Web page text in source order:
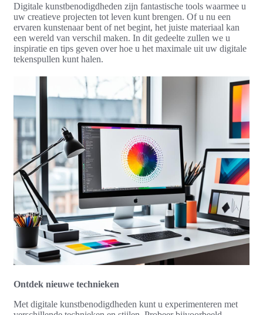
Digitale kunstbenodigdheden zijn fantastische tools waarmee u
uw creatieve projecten tot leven kunt brengen. Of u nu een
ervaren kunstenaar bent of net begint, het juiste materiaal kan
een wereld van verschil maken. In dit gedeelte zullen we u
inspiratie en tips geven over hoe u het maximale uit uw digitale
tekenspullen kunt halen.
Ontdek nieuwe technieken
Met digitale kunstbenodigdheden kunt u experimenteren met